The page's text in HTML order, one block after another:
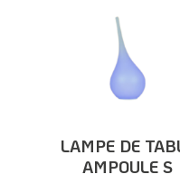
Ajouter Au
Panier
LAMPE DE
AMPOULE S